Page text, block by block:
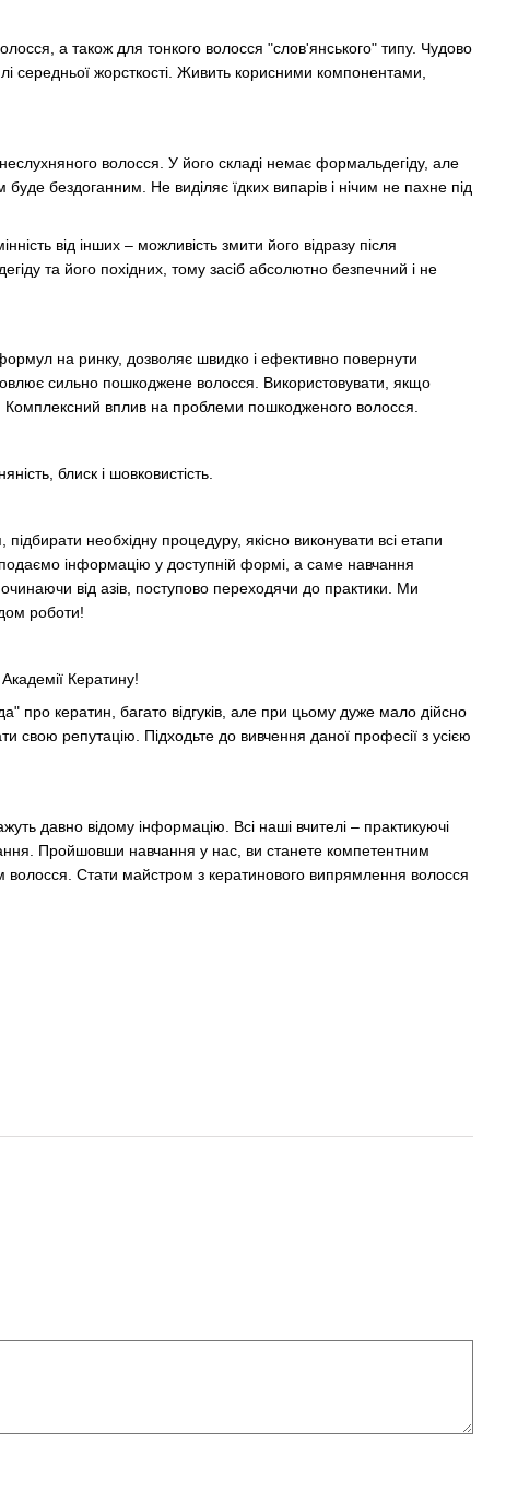
а також для тонкого волосся "слов'янського" типу. Чудово
середньої жорсткості. Живить корисними компонентами,
волосся . У його складі немає формальдегіду, але
бездоганним. Не виділяє їдких випарів і нічим не пахне під
від інших – можливість змити його відразу після
та його похідних, тому засіб абсолютно безпечний і не
на ринку, дозволяє швидко і ефективно повернути
сильно пошкоджене волосся. Використовувати, якщо
Комплексний вплив на проблеми пошкодженого волосся.
блиск і шовковистість.
необхідну процедуру, якісно виконувати всі етапи
подаємо інформацію у доступній формі, а саме навчання
від азів, поступово переходячи до практики . Ми
роботи!
Кератину!
про кератин, багато відгуків, але при цьому дуже мало дійсно
свою репутацію. Підходьте до вивчення даної професії з усією
давно відому інформацію. Всі наші вчителі – практикуючі
Пройшовши навчання у нас, ви станете компетентним
волосся Стати майстром з кератинового випрямлення волосся